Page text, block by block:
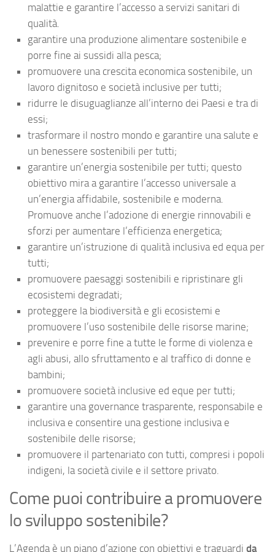
malattie e garantire l’accesso a servizi sanitari di
qualità.
garantire una produzione alimentare sostenibile e
porre fine ai sussidi alla pesca;
promuovere una crescita economica sostenibile, un
lavoro dignitoso e società inclusive per tutti;
ridurre le disuguaglianze all’interno dei Paesi e tra di
essi;
trasformare il nostro mondo e garantire una salute e
un benessere sostenibili per tutti;
garantire un’energia sostenibile per tutti; questo
obiettivo mira a garantire l’accesso universale a
un’energia affidabile, sostenibile e moderna.
Promuove anche l’adozione di energie rinnovabili e
sforzi per aumentare l’efficienza energetica;
garantire un’istruzione di qualità inclusiva ed equa per
tutti;
promuovere paesaggi sostenibili e ripristinare gli
ecosistemi degradati;
proteggere la biodiversità e gli ecosistemi e
promuovere l’uso sostenibile delle risorse marine;
prevenire e porre fine a tutte le forme di violenza e
agli abusi, allo sfruttamento e al traffico di donne e
bambini;
promuovere società inclusive ed eque per tutti;
garantire una governance trasparente, responsabile e
inclusiva e consentire una gestione inclusiva e
sostenibile delle risorse;
promuovere il partenariato con tutti, compresi i popoli
indigeni, la società civile e il settore privato.
Come puoi contribuire a promuovere
lo sviluppo sostenibile?
L’Agenda è un piano d’azione con obiettivi e traguardi da